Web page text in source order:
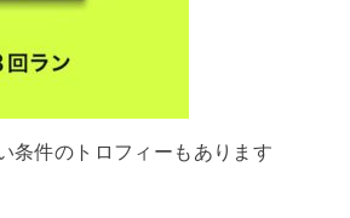
条件のトロフィーもあります